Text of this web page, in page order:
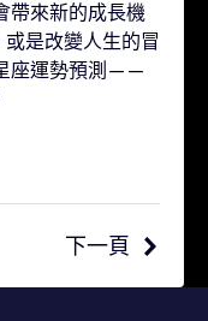
帶來新的成長機
是改變人生的冒
座運勢預測——
下一頁